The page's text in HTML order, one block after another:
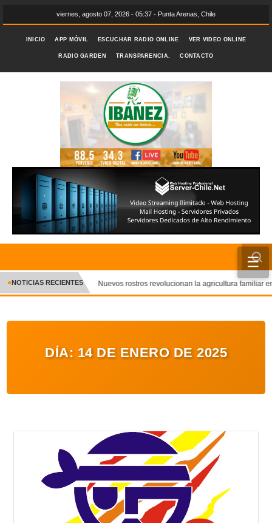
viernes, agosto 07, 2026 - 05:37 - Punta Arenas, Chile
INICIO APP MÓVIL ESCUCHAR RADIO ONLINE VER VIDEO ONLINE
RADIO GARDEN TRANSPARENCIA. CONTACTO
☰
INICIO
CRÓNICA
ENTRETENIMIENTO Y CULTURA
VIDEOS
GALERIA DE FOTOS
NOTICIAS RECIENTES Nuevos rostros revolucionan la agricultura familiar
DÍA: 14 DE ENERO DE 2025